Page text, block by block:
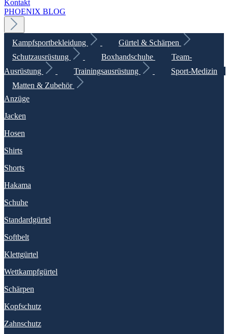
Kontakt
PHOENIX BLOG
Kampfsportbekleidung
Gürtel & Schärpen
Schutzausrüstung
Boxhandschuhe
Team-
Ausrüstung
Trainingsausrüstung
Sport-Medizin
Matten & Zubehör
Anzüge
Jacken
Hosen
Shirts
Shorts
Hakama
Schuhe
Standardgürtel
Softbelt
Klettgürtel
Wettkampfgürtel
Schärpen
Kopfschutz
Zahnschutz